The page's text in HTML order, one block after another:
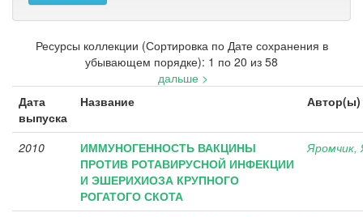
Ресурсы коллекции (Сортировка по Дате сохранения в
убывающем порядке): 1 по 20 из 58
дальше >
Дата
выпуска
Название Автор(ы)
2010
ИММУНОГЕННОСТЬ ВАКЦИНЫ
ПРОТИВ РОТАВИРУСНОЙ ИНФЕКЦИИ
И ЭШЕРИХИОЗА КРУПНОГО
РОГАТОГО СКОТА
Яромчик,